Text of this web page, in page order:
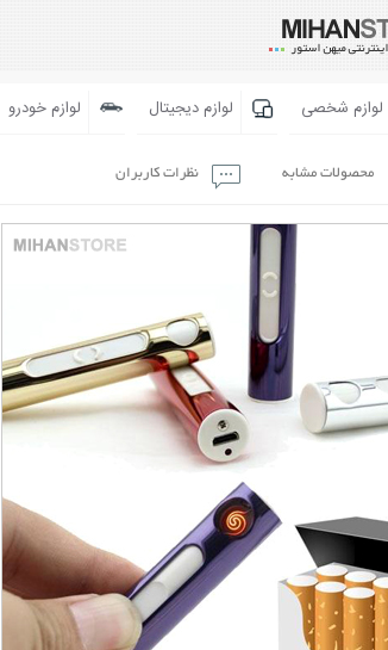
لوازم شخصی لوازم دیجیتال لوازم خودرو
محصولات مشابه نظرات کاربران